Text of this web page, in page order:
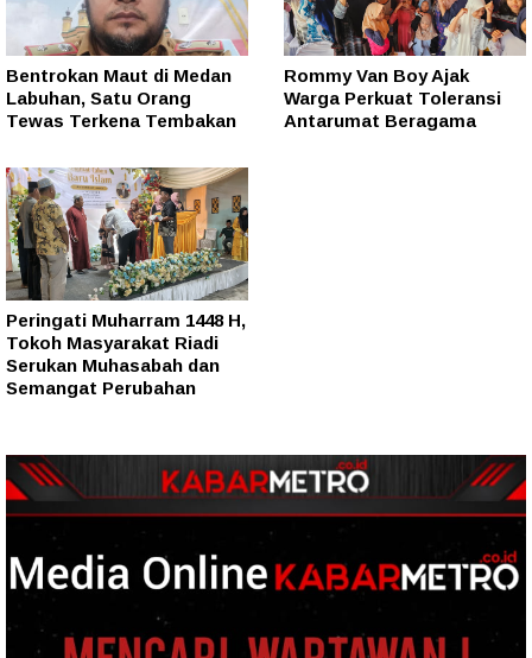
Bentrokan Maut di Medan
Labuhan, Satu Orang
Tewas Terkena Tembakan
Rommy Van Boy Ajak
Warga Perkuat Toleransi
Antarumat Beragama
Peringati Muharram 1448 H,
Tokoh Masyarakat Riadi
Serukan Muhasabah dan
Semangat Perubahan